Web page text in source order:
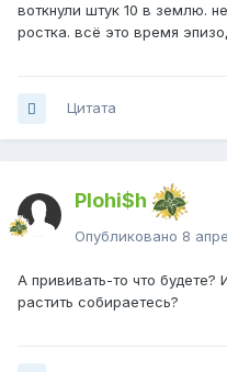
воткнули штук 10 в землю.
ростка. всё это время
Цитата
Plohi$h
Опубликовано 8
А прививать-то что будете?
растить собираетесь?